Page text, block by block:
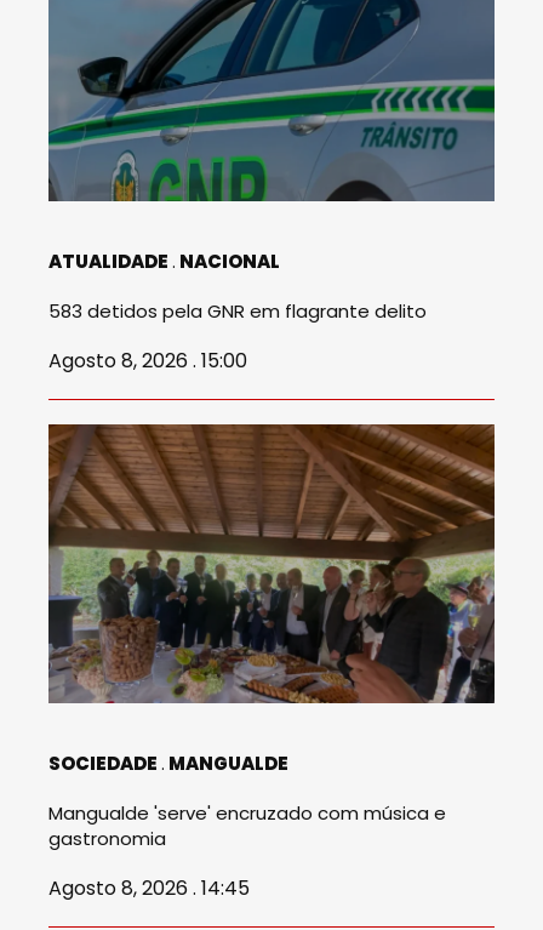
ATUALIDADE NACIONAL
583 detidos pela GNR em flagrante delito
Agosto 8, 2026 . 15:00
SOCIEDADE MANGUALDE
Mangualde 'serve' encruzado com música e
gastronomia
Agosto 8, 2026 . 14:45